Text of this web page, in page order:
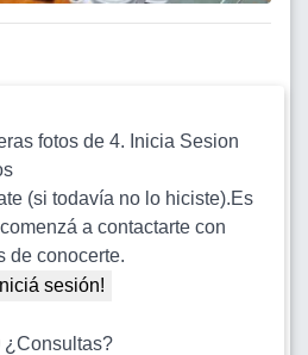
fotos de 4. Inicia Sesion
(si todavía no lo hiciste).Es
a contactarte con
de conocerte.
sesión!
¿Consultas?